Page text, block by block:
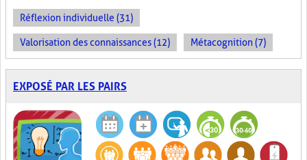
Réflexion individuelle (31)
Valorisation des connaissances (12) Métacognition (7)
EXPOSÉ PAR LES PAIRS